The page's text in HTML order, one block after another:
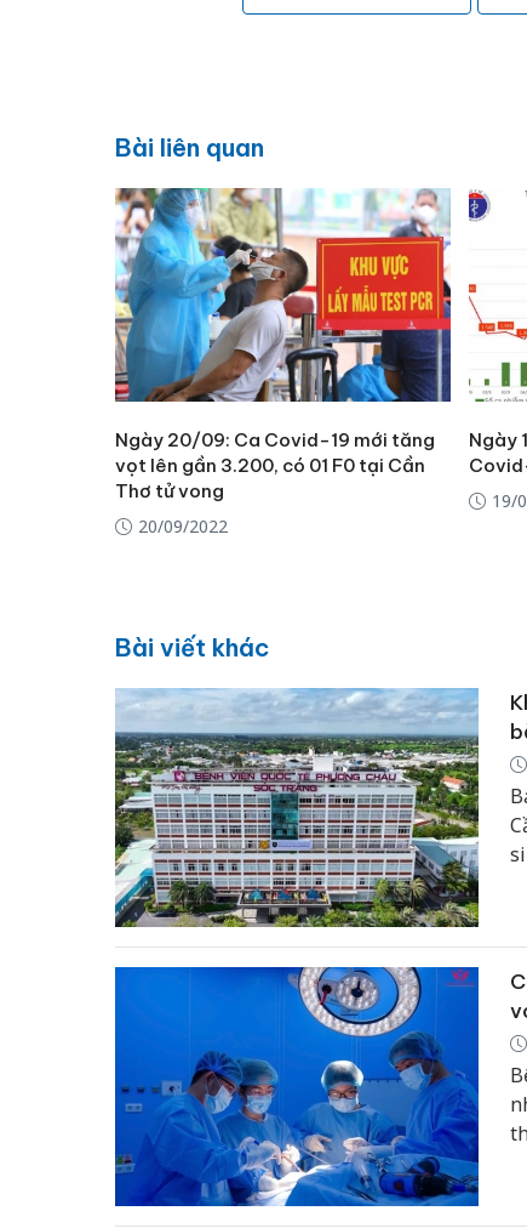
Bài liên quan
Ngày 20/09: Ca Covid-19 mới tăng
vọt lên gần 3.200, có 01 F0 tại Cần
Thơ tử vong
20/09/2022
Ngày
19/
Bài viết khác